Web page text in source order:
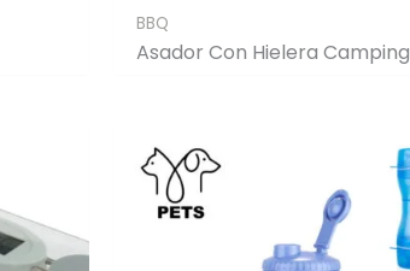
BBQ
Asador Con Hielera Camping